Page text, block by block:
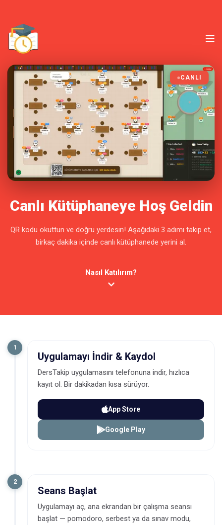
CANLI
Canlı Kütüphaneye Hoş Geldin
QR kodu okuttun ve doğru yerdesin! Aşağıdaki 3 adımı takip et,
birkaç dakika içinde canlı kütüphanede yerini al.
Nasıl Katılırım?
1
Uygulamayı İndir & Kaydol
DersTakip uygulamasını telefonuna indir, hızlıca
kayıt ol. Bir dakikadan kısa sürüyor.
App Store
Google Play
2
Seans Başlat
Uygulamayı aç, ana ekrandan bir çalışma seansı
başlat — pomodoro, serbest ya da sınav modu,